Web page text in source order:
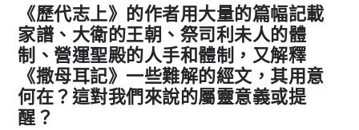
《歷代志上》的作者用大量的篇幅記載
家譜、大衛的王朝、祭司利未人的體
制、營運聖殿的人手和體制，又解釋
《撒母耳記》一些難解的經文，其用意
何在？這對我們來說的屬靈意義或提
醒？